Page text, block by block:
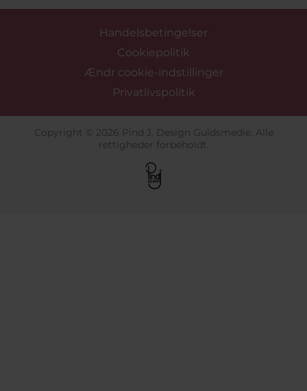
Handelsbetingelser
Cookiepolitik
Ændr cookie-indstillinger
Privatlivspolitik
Copyright © 2026 Pind J. Design Guldsmedie. Alle
rettigheder forbeholdt.